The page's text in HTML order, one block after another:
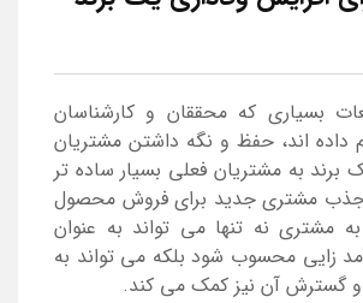
بسیاری که محققان و کارشناسان
داده اند، حفظ و نگه داشتن مشتریان
برند به مشتریان فعلی بسیار ساده تر
جذب مشتری جدید برای فروش محصول
مشتری نه تنها می تواند به عنوان
زایی محسوب شود بلکه می تواند به
گسترش آن نیز کمک می کند.